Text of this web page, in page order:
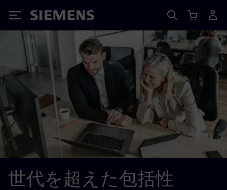
Siemens
世代を超えた包括性